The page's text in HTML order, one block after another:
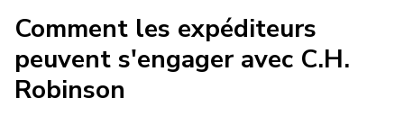
Comment les expéditeurs
peuvent s'engager avec C.H.
Robinson